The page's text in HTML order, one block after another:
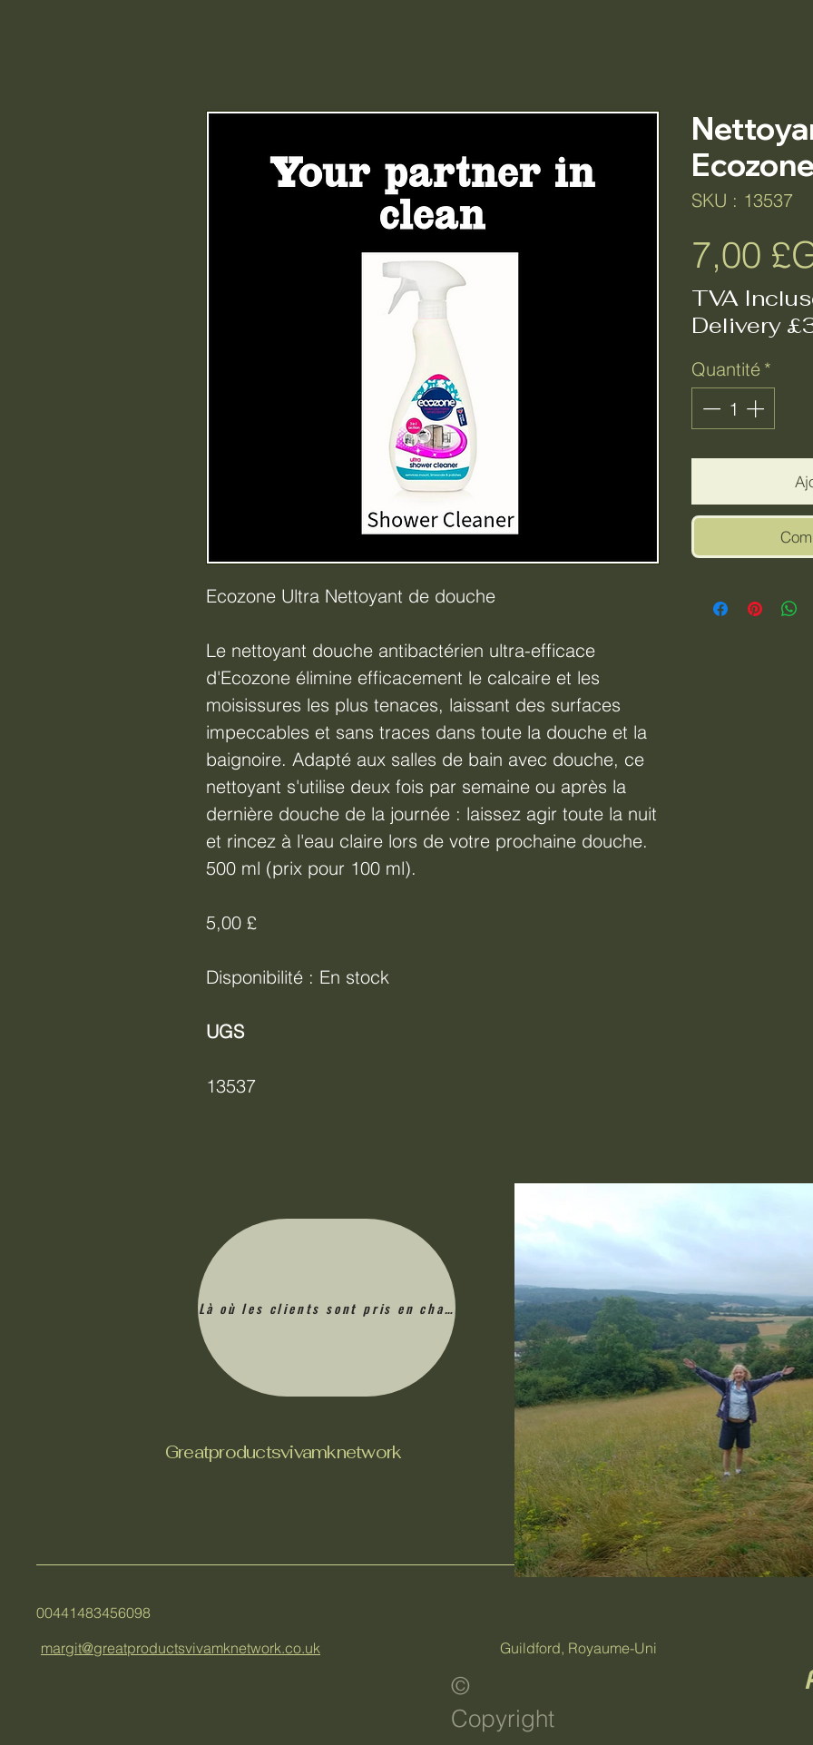
Ecozone Ultra Nettoyant de douche
Le nettoyant douche antibactérien ultra-efficace
d'Ecozone élimine efficacement le calcaire et les
moisissures les plus tenaces, laissant des surfaces
impeccables et sans traces dans toute la douche et la
baignoire. Adapté aux salles de bain avec douche, ce
nettoyant s'utilise deux fois par semaine ou après la
dernière douche de la journée : laissez agir toute la nuit
et rincez à l'eau claire lors de votre prochaine douche.
500 ml (prix pour 100 ml).
5,00 £
Disponibilité : En stock
UGS
13537
Ecozone
SKU : 13537
7,00
TVA
Delivery
Quantité *
Greatproductsvivamknetwork
Là où les clients sont pris en charge
00441483456098
margit@greatproductsvivamknetwork.co.uk
Guildford, Royaume-Uni
©
Copyright